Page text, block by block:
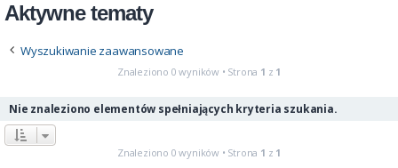
Aktywne tematy
Wyszukiwanie zaawansowane
Znaleziono 0 wyników • Strona 1 z 1
Nie znaleziono elementów spełniających kryteria szukania.
Znaleziono 0 wyników • Strona 1 z 1